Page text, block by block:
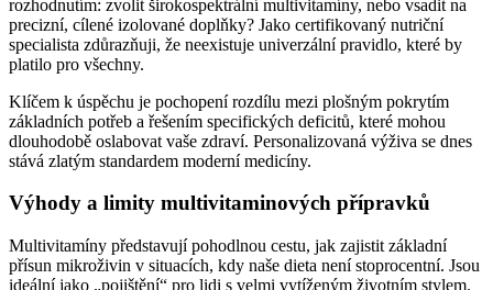
rozhodnutím: zvolit širokospektrální multivitamíny, nebo vsadit na
precizní, cílené izolované doplňky? Jako certifikovaný nutriční
specialista zdůrazňuji, že neexistuje univerzální pravidlo, které by
platilo pro všechny.
Klíčem k úspěchu je pochopení rozdílu mezi plošným pokrytím
základních potřeb a řešením specifických deficitů, které mohou
dlouhodobě oslabovat vaše zdraví. Personalizovaná výživa se dnes
stává zlatým standardem moderní medicíny.
Výhody a limity multivitaminových přípravků
Multivitamíny představují pohodlnou cestu, jak zajistit základní
přísun mikroživin v situacích, kdy naše dieta není stoprocentní. Jsou
ideální jako „pojištění“ pro lidi s velmi vytíženým životním stylem.